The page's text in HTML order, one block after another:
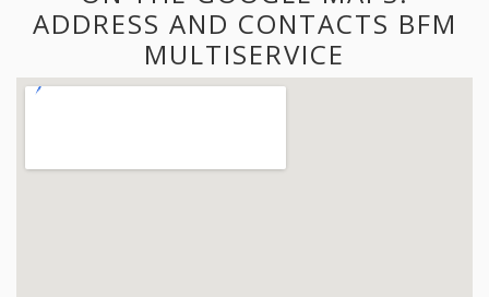
ADDRESS AND CONTACTS BFM
MULTISERVICE